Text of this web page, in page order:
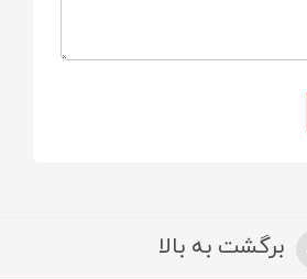
برگشت به بالا